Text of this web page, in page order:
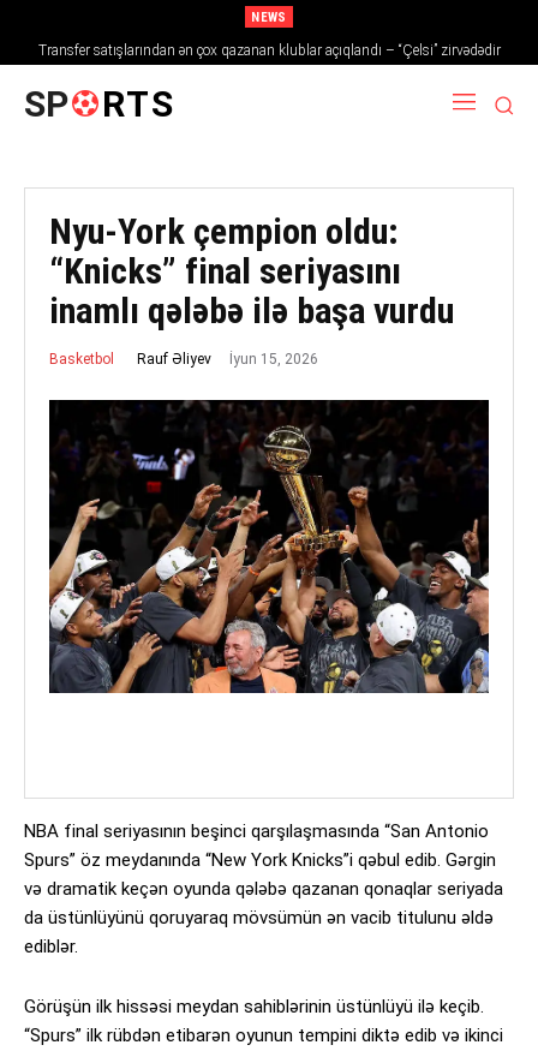
NEWS
Transfer satışlarından ən çox qazanan klublar açıqlandı – “Çelsi” zirvədədir
SP RTS
Nyu-York çempion oldu:
“Knicks” final seriyasını
inamlı qələbə ilə başa vurdu
Basketbol Rauf Əliyev İyun 15, 2026
NBA final seriyasının beşinci qarşılaşmasında “San Antonio
Spurs” öz meydanında “New York Knicks”i qəbul edib. Gərgin
və dramatik keçən oyunda qələbə qazanan qonaqlar seriyada
da üstünlüyünü qoruyaraq mövsümün ən vacib titulunu əldə
ediblər.
Görüşün ilk hissəsi meydan sahiblərinin üstünlüyü ilə keçib.
“Spurs” ilk rübdən etibarən oyunun tempini diktə edib və ikinci